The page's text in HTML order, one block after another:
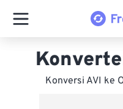
Konversi AVI ke